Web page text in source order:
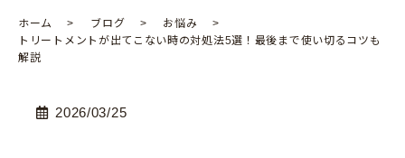
ホーム ブログ
お悩み
トリートメントが出てこない時の対処法5選！最後まで使い切るコツも
解説
2026/03/25